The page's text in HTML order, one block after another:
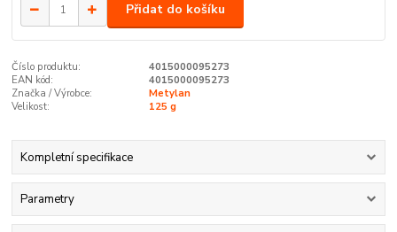
Přidat do košíku
Číslo produktu:
4015000095273
EAN kód:
4015000095273
Značka / Výrobce:
Metylan
Velikost:
125 g
Kompletní specifikace
Parametry